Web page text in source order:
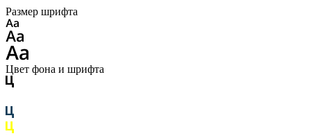
Размер шрифта
Цвет фона и шрифта